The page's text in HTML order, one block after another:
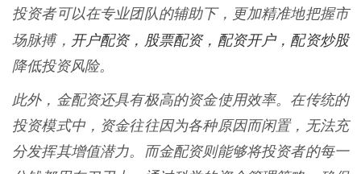
投资者可以在专业团队的辅助下，更加精准地把握市
场脉搏， 开户配资，股票配资，配资开户，配资炒股
降低投资风险。
此外，金配资还具有极高的资金使用效率。在传统的
投资模式中，资金往往因为各种原因而闲置，无法充
分发挥其增值潜力。而金配资则能够将投资者的每一